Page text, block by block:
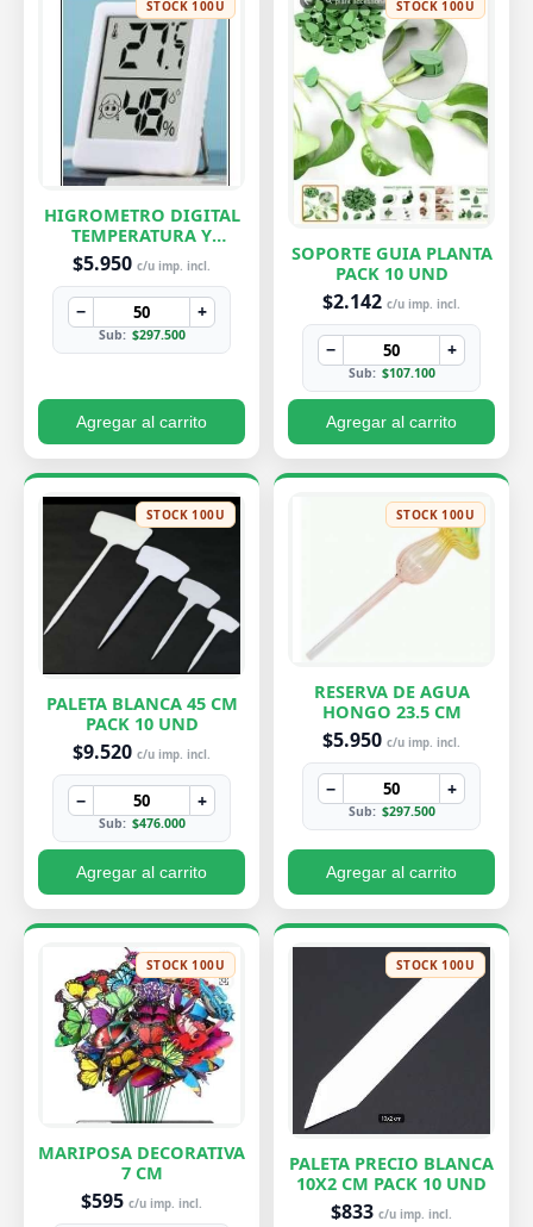
STOCK 100U
HIGROMETRO DIGITAL
TEMPERATURA Y
HUMEDAD
$5.950 c/u imp. incl.
− +
Sub: $297.500
Agregar al carrito
STOCK 100U
SOPORTE GUIA PLANTA
PACK 10 UND
$2.142 c/u imp. incl.
− +
Sub: $107.100
Agregar al carrito
STOCK 100U
PALETA BLANCA 45 CM
PACK 10 UND
$9.520 c/u imp. incl.
− +
Sub: $476.000
Agregar al carrito
STOCK 100U
RESERVA DE AGUA
HONGO 23.5 CM
$5.950 c/u imp. incl.
− +
Sub: $297.500
Agregar al carrito
STOCK 100U
MARIPOSA DECORATIVA
7 CM
$595 c/u imp. incl.
STOCK 100U
PALETA PRECIO BLANCA
10X2 CM PACK 10 UND
$833 c/u imp. incl.